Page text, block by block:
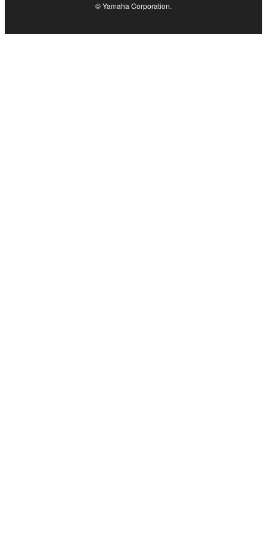
© Yamaha Corporation.